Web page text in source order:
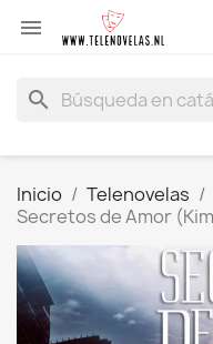

search
Inicio Telenovelas
Secretos de Amor